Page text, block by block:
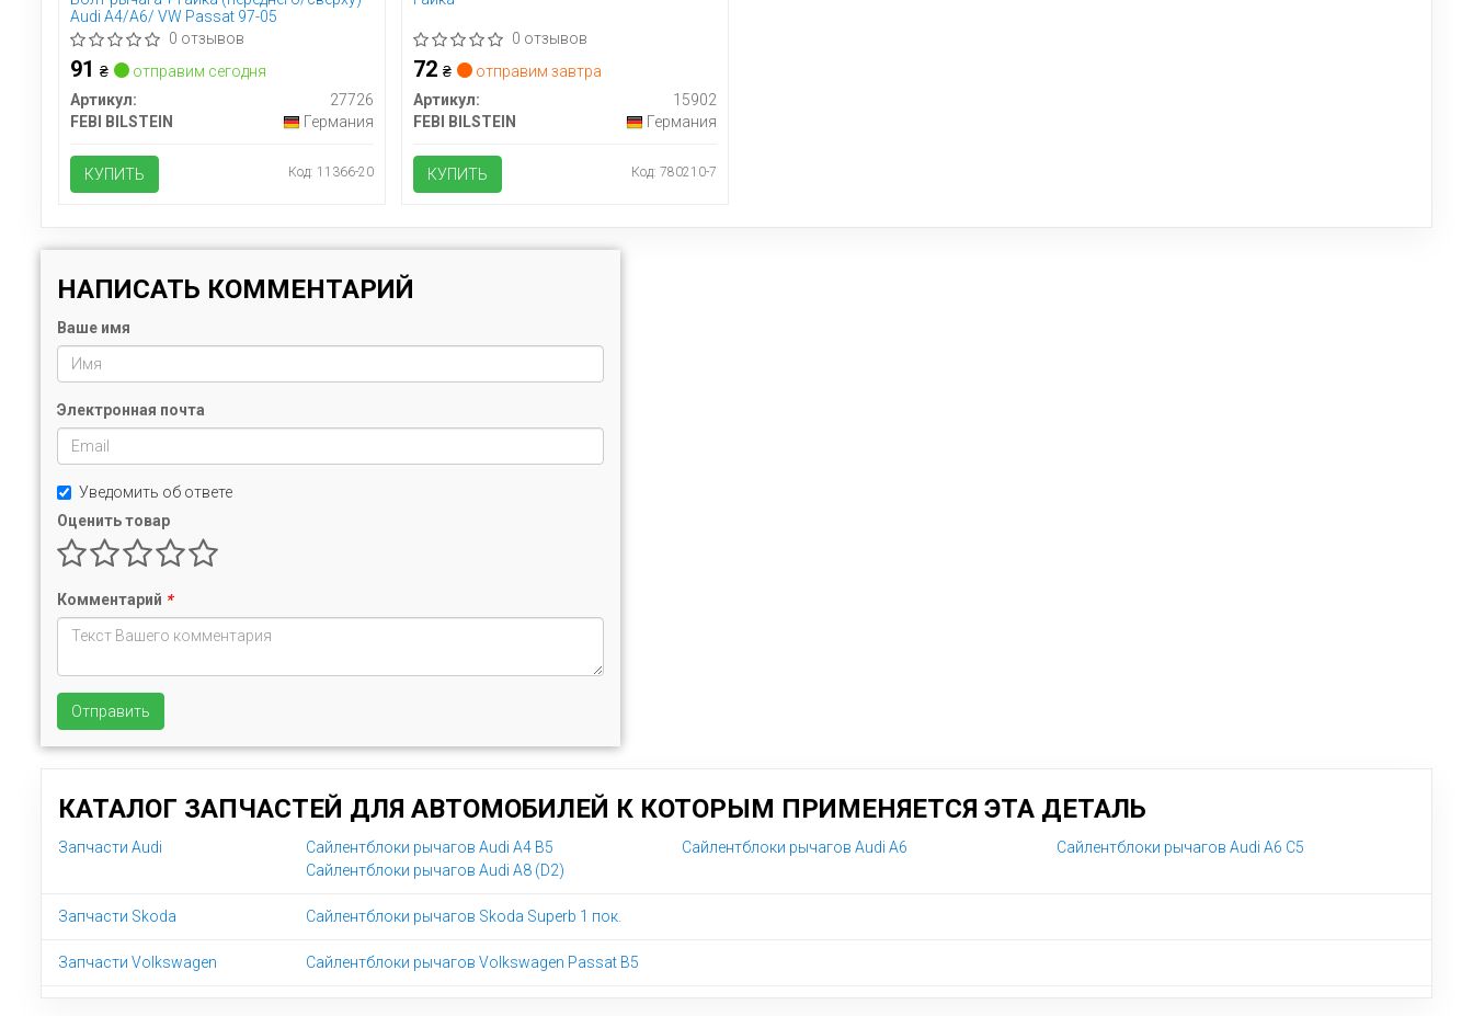
Audi A4/A6/ VW Passat 97-05
0 отзывов
91 ₴
отправим сегодня
Артикул:
27726
FEBI BILSTEIN
Германия
КУПИТЬ Код: 11366-20
0 отзывов
72 ₴
отправим завтра
Артикул:
15902
FEBI BILSTEIN
Германия
КУПИТЬ Код: 780210-7
НАПИСАТЬ КОММЕНТАРИЙ
Ваше имя
Электронная почта
Уведомить об ответе
Оценить товар
Комментарий *
Отправить
КАТАЛОГ ЗАПЧАСТЕЙ ДЛЯ АВТОМОБИЛЕЙ К КОТОРЫМ ПРИМЕНЯЕТСЯ ЭТА ДЕТАЛЬ
Запчасти Audi Сайлентблоки рычагов Audi A4 B5 Сайлентблоки рычагов Audi A6
Сайлентблоки рычагов Audi A6 C5
Сайлентблоки рычагов Audi A8 (D2)
Запчасти Skoda Сайлентблоки рычагов Skoda Superb 1 пок.
Запчасти Volkswagen Сайлентблоки рычагов Volkswagen Passat B5